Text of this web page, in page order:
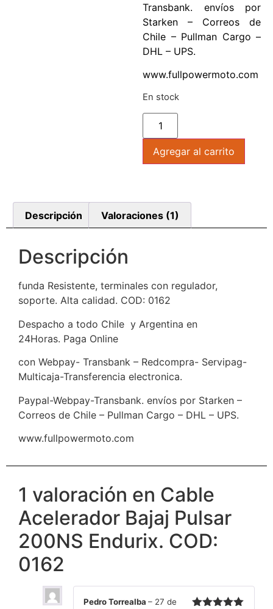
Transbank. envíos por
Starken – Correos de
Chile – Pullman Cargo –
DHL – UPS.
www.fullpowermoto.com
En stock
Agregar al carrito
Descripción Valoraciones (1)
Descripción
funda Resistente, terminales con regulador,
soporte. Alta calidad. COD: 0162
Despacho a todo Chile y Argentina en
24Horas. Paga Online
con Webpay- Transbank – Redcompra- Servipag-
Multicaja-Transferencia electronica.
Paypal-Webpay-Transbank. envíos por Starken –
Correos de Chile – Pullman Cargo – DHL – UPS.
www.fullpowermoto.com
1 valoración en Cable
Acelerador Bajaj Pulsar
200NS Endurix. COD:
0162
Pedro Torrealba – 27 de